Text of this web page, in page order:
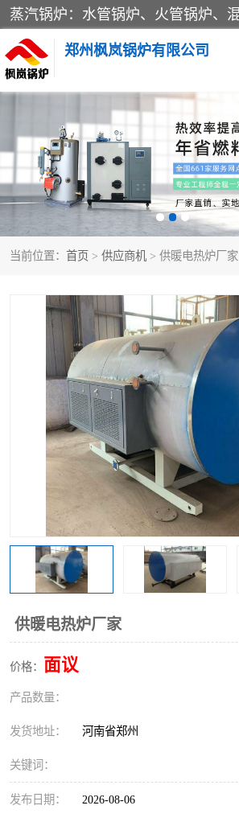
郑州枫岚锅炉有限公司
当前位置： 首页 > 供应商机 > 供暖电热炉厂家
供暖电热炉厂家
价格： 面议
产品数量：
发货地址： 河南省郑州
关键词：
发布日期： 2026-08-06